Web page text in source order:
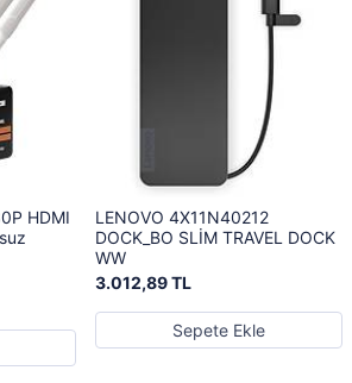
HDMI
LENOVO 4X11N40212
DOCK_BO SLİM TRAVEL DOCK
WW
3.012,89 TL
Sepete Ekle